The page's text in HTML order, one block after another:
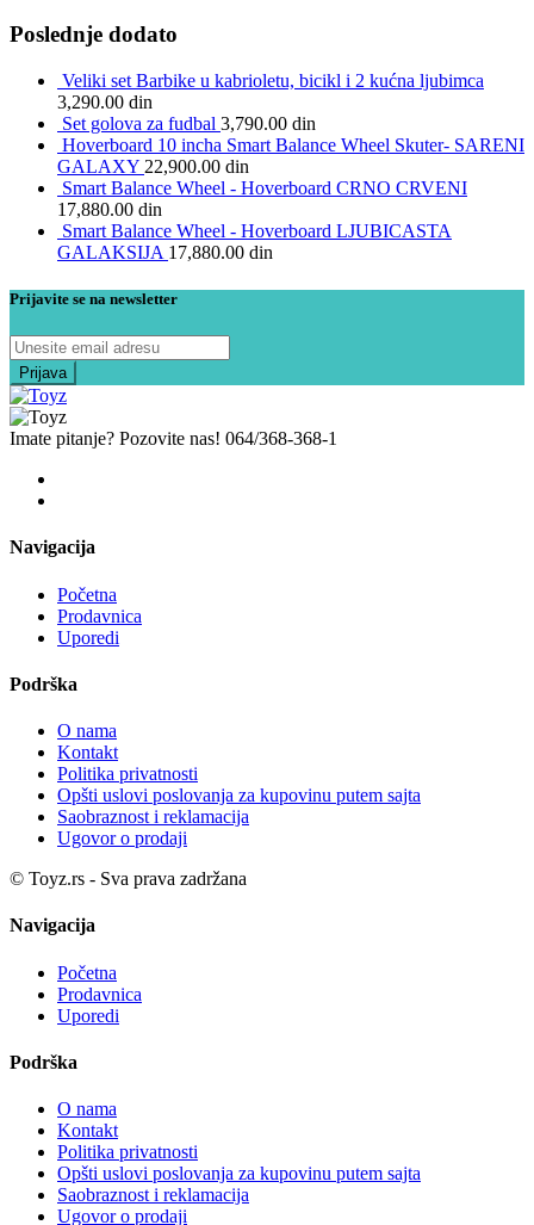
Poslednje dodato
Veliki set Barbike u kabrioletu, bicikl i 2 kućna ljubimca
3,290.00 din
Set golova za fudbal 3,790.00 din
Hoverboard 10 incha Smart Balance Wheel Skuter- SARENI
GALAXY 22,900.00 din
Smart Balance Wheel - Hoverboard CRNO CRVENI
17,880.00 din
Smart Balance Wheel - Hoverboard LJUBICASTA
GALAKSIJA 17,880.00 din
Prijavite se na newsletter
Imate pitanje? Pozovite nas! 064/368-368-1
Navigacija
Početna
Prodavnica
Uporedi
Podrška
O nama
Kontakt
Politika privatnosti
Opšti uslovi poslovanja za kupovinu putem sajta
Saobraznost i reklamacija
Ugovor o prodaji
© Toyz.rs - Sva prava zadržana
Navigacija
Početna
Prodavnica
Uporedi
Podrška
O nama
Kontakt
Politika privatnosti
Opšti uslovi poslovanja za kupovinu putem sajta
Saobraznost i reklamacija
Ugovor o prodaji